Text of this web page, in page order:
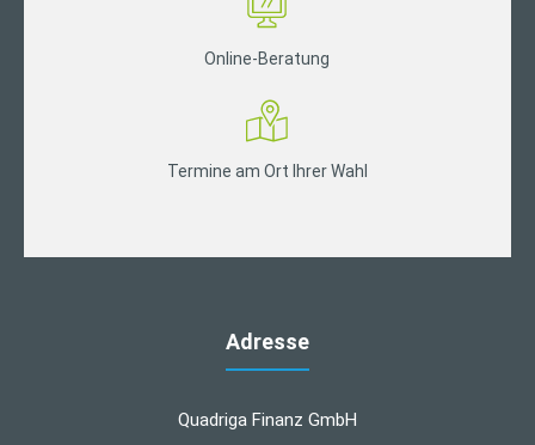
Online-Beratung
Termine am Ort Ihrer Wahl
Adresse
Quadriga Finanz GmbH